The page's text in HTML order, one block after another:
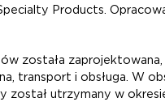
Products.
została
transport i obsługa. W
został utrzymany w